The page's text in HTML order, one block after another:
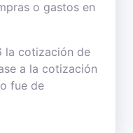
o gastos en
la cotización de
a la cotización
fue de